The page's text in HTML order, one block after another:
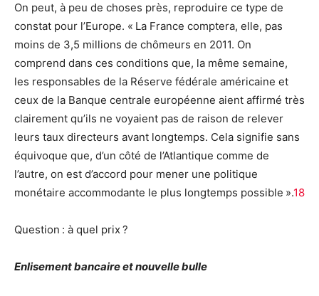
On peut, à peu de choses près, reproduire ce type de
constat pour l’Europe. « La France comptera, elle, pas
moins de 3,5 millions de chômeurs en 2011. On
comprend dans ces conditions que, la même semaine,
les responsables de la Réserve fédérale américaine et
ceux de la Banque centrale européenne aient affirmé très
clairement qu’ils ne voyaient pas de raison de relever
leurs taux directeurs avant longtemps. Cela signifie sans
équivoque que, d’un côté de l’Atlantique comme de
l’autre, on est d’accord pour mener une politique
monétaire accommodante le plus longtemps possible ».18
Question : à quel prix ?
Enlisement bancaire et nouvelle bulle